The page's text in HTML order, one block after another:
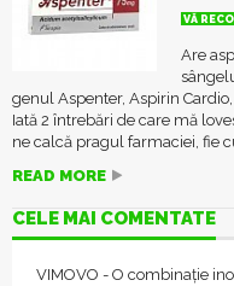
VĂ
Are
genul Aspenter, Aspirin
Iată 2 întrebări de care mă
ne calcă pragul farmaciei, fie
READ MORE
CELE MAI COMENTATE
VIMOVO - O combinație